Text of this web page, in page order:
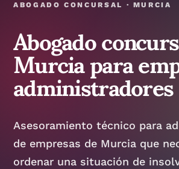
ABOGADO CONCURSAL · MURCIA
Abogado
Murcia para
administradores
Asesoramiento técnico para
de empresas de Murcia que
ordenar una situación de